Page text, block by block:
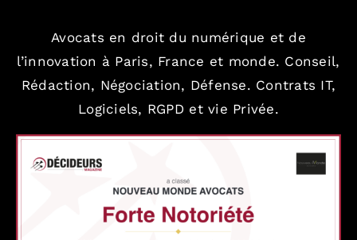
Avocats en droit du numérique et de
l’innovation à Paris, France et monde. Conseil,
Rédaction, Négociation, Défense. Contrats IT,
Logiciels, RGPD et vie Privée.